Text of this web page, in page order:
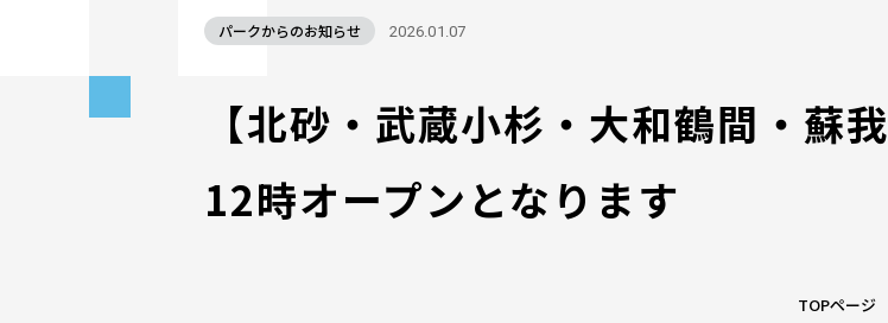
パークからのお知らせ 2026.01.07
【北砂・武蔵小杉・大和鶴間・蘇
12時オープンとなります
TOPページ